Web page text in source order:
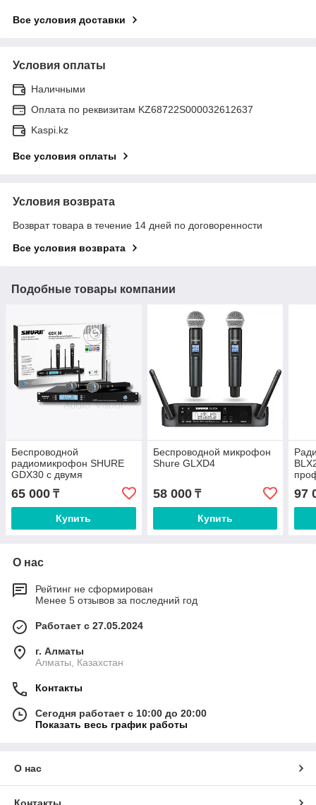
Все условия доставки
Условия оплаты
Наличными
Оплата по реквизитам KZ68722S000032612637
Kaspi.kz
Все условия оплаты
Условия возврата
Возврат товара в течение 14 дней по договоренности
Все условия возврата
Подобные товары компании
Беспроводной
радиомикрофон SHURE
GDX30 с двумя
микрофонами – VHF
радиосистема для вокала,
караоке и мероприятий
65 000 ₸
Купить
Беспроводной микрофон
Shure GLXD4
58 000₸
Купить
97
О нас
Рейтинг не сформирован
Менее 5 отзывов за последний год
Работает с 27.05.2024
г. Алматы
Алматы, Казахстан
Контакты
Сегодня работает с 10:00 до 20:00
Показать весь график работы
О нас